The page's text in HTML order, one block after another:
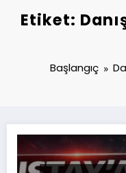
Etiket:
Başlangıç